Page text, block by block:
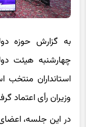
به گزارش حوزه
چهارشنبه هیئت
استانداران
وزیران رأی اعتماد
در این جلسه،